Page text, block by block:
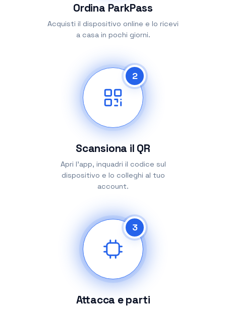
Ordina ParkPass
Acquisti il dispositivo online e lo ricevi
a casa in pochi giorni.
2
Scansiona il QR
Apri l’app, inquadri il codice sul
dispositivo e lo colleghi al tuo
account.
3
Attacca e parti